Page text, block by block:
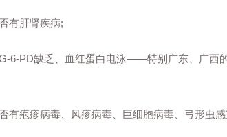
有肝肾疾病;
PD缺乏、血红蛋白电泳——特别广东、广西
疱疹病毒、风疹病毒、巨细胞病毒、弓形虫感